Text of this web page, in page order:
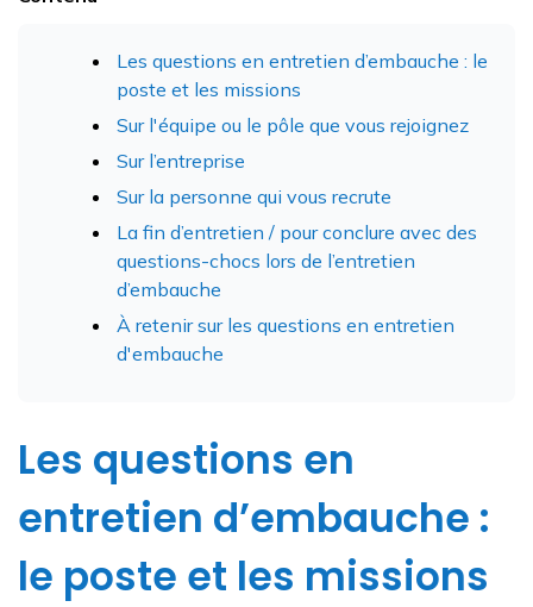
Les questions en entretien d’embauche : le
poste et les missions
Sur l'équipe ou le pôle que vous rejoignez
Sur l’entreprise
Sur la personne qui vous recrute
La fin d’entretien / pour conclure avec des
questions-chocs lors de l’entretien
d’embauche
À retenir sur les questions en entretien
d'embauche
Les questions en
entretien d’embauche :
le poste et les missions